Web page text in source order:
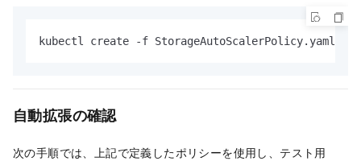
kubectl create -f StorageAutoScalerPolicy.yaml
自動拡張の確認
次の手順では、上記で定義したポリシーを使用し、テスト用